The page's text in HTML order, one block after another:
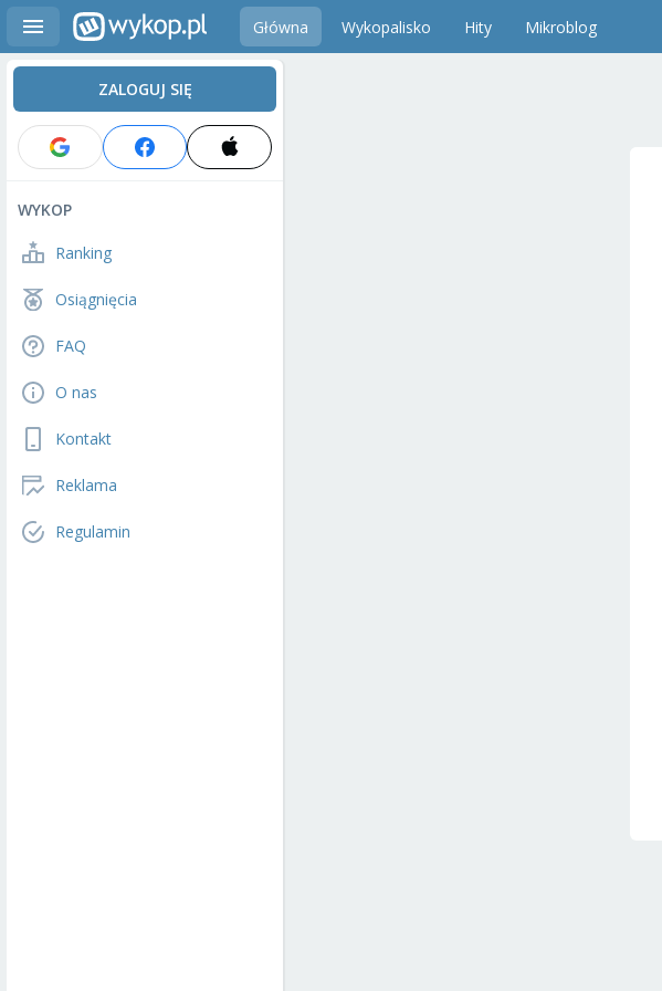
Główna Wykopalisko Hity Mikroblog
ZALOGUJ SIĘ
WYKOP
Ranking
Osiągnięcia
FAQ
O nas
Kontakt
Reklama
Regulamin